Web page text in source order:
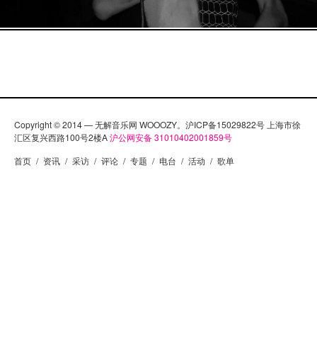
Copyright © 2014 — 无解音乐网 WOOOZY。沪ICP备15029822号 上海市徐
汇区复兴西路100号2楼A沪公网安备 31010402001859号
首页 / 资讯 / 采访 / 评论 / 专题 / 电台 / 活动 / 歌单